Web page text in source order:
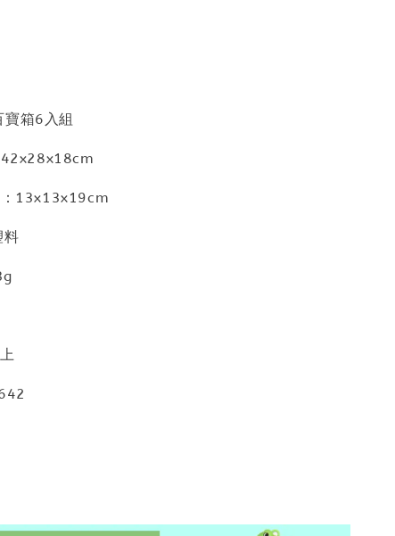
寶箱6入組
42x28x18cm
：13x13x19cm
料